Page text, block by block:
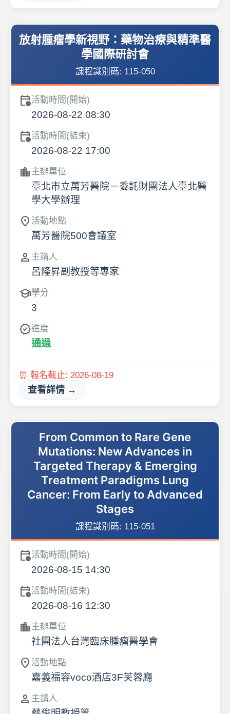
放射腫瘤學新視野：藥物治療與精準醫
學國際研討會
課程識別碼: 115-050
calendar_clock活動時間(開始)
2026-08-22 08:30
calendar_clock活動時間(結束)
2026-08-22 17:00
location_city 主辦單位
臺北市立萬芳醫院－委託財團法人臺北醫
學大學辦理
location_on 活動地點
萬芳醫院500會議室
person 主講人
呂隆昇副教授等專家
school學分
3
verified進度
通過
⏰ 報名截止: 2026-08-19
查看詳情 →
From Common to Rare Gene
Mutations: New Advances in
Targeted Therapy & Emerging
Treatment Paradigms Lung
Cancer: From Early to Advanced
Stages
課程識別碼: 115-051
calendar_clock活動時間(開始)
2026-08-15 14:30
calendar_clock活動時間(結束)
2026-08-16 12:30
location_city 主辦單位
社團法人台灣臨床腫瘤醫學會
location_on 活動地點
嘉義福容voco酒店3F芙蓉廳
person 主講人